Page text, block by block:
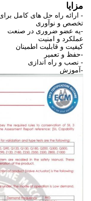
مزایا
- ارائه راه حل های کامل
تخصص و نوآوری
-يه عضو ضروری در صنعت
عملکرد و امنیت
کیفیت و قابلیت اطمینان
-حفظ و تعمیر
- نصب و راه اندازی
-آموزش